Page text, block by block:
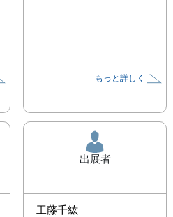
もっと詳しく
出展者
工藤千紘